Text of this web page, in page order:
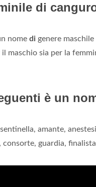
di
nome di genere
il maschio sia per la
è un
amante,
consorte, guardia,